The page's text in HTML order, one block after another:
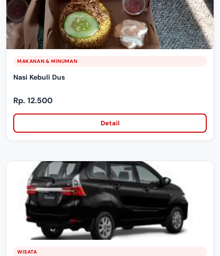
MAKANAN & MINUMAN
Nasi Kebuli Dus
Rp. 12.500
Detail
WISATA